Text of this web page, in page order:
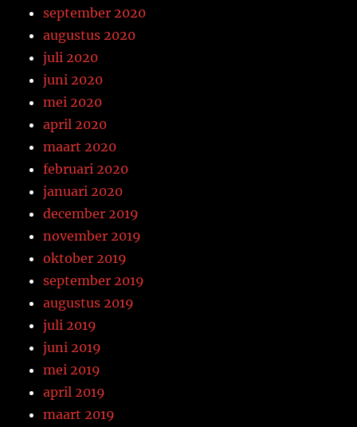
september 2020
augustus 2020
juli 2020
juni 2020
mei 2020
april 2020
maart 2020
februari 2020
januari 2020
december 2019
november 2019
oktober 2019
september 2019
augustus 2019
juli 2019
juni 2019
mei 2019
april 2019
maart 2019